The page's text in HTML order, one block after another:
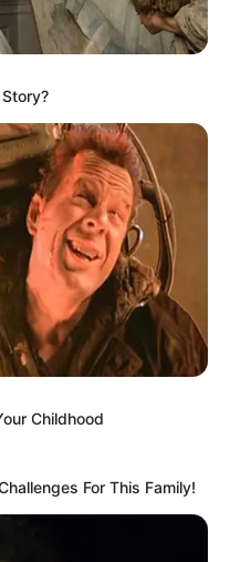
DE USAQUÉN
DE ENGATIVÁ
Childhood
For This Family!